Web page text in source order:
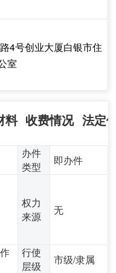
4号创业大厦白银市住
室
料 收费情况 法定
办件
类型
即办件
权力
来源
无
行使
层级
市级/隶属